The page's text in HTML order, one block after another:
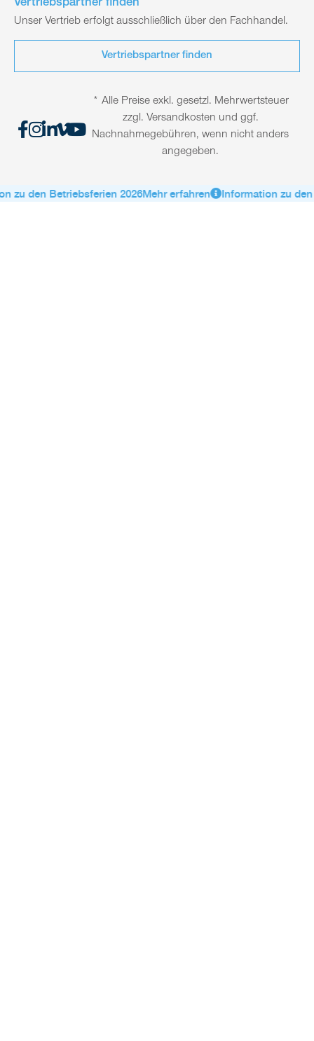
Vertriebspartner finden
Unser Vertrieb erfolgt ausschließlich über den Fachhandel.
Vertriebspartner finden
* Alle Preise exkl. gesetzl. Mehrwertsteuer
zzgl. Versandkosten und ggf.
Nachnahmegebühren, wenn nicht anders
angegeben.
zu den Betriebsferien 2026Mehr erfahren Information zu den